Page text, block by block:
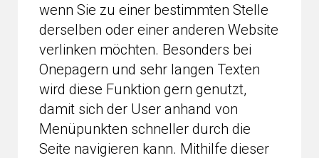
wenn Sie zu einer bestimmten Stelle
derselben oder einer anderen Website
verlinken möchten. Besonders bei
Onepagern und sehr langen Texten
wird diese Funktion gern genutzt,
damit sich der User anhand von
Menüpunkten schneller durch die
Seite navigieren kann. Mithilfe dieser